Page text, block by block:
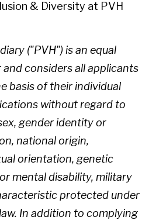
& Diversity at PVH
("PVH") is an equal
considers all applicants
basis of their individual
without regard to
gender identity or
national origin,
orientation, genetic
mental disability, military
protected under
In addition to complying